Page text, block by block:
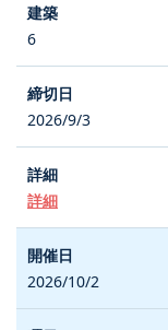
6
2026/9/3
詳細
2026/10/2